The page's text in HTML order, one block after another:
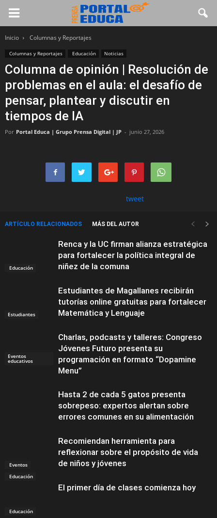
Inicio Columnas y Reportajes
Columnas y Reportajes Educación Noticias
Columna de opinión | Resolución de
problemas en el aula: el desafío de
pensar, plantear y discutir en
tiempos de IA
Por Portal Educa | Grupo Prensa Digital | JP - junio 27, 2026
tweet
ARTÍCULO RELACIONADOS MÁS DEL AUTOR
Educación
Renca y la UC firman alianza estratégica
para fortalecer la política integral de
niñez de la comuna
Estudiantes
Estudiantes de Magallanes recibirán
tutorías online gratuitas para fortalecer
Matemática y Lenguaje
Eventos
educativos
Charlas, podcasts y talleres: Congreso
Jóvenes Futuro presenta su
programación en formato “Dopamine
Menu”
Educación
Hasta 2 de cada 5 gatos presenta
sobrepeso: expertos alertan sobre
errores comunes en su alimentación
Eventos
Recomiendan herramienta para
reflexionar sobre el propósito de vida
de niños y jóvenes
Educación
El primer día de clases comienza hoy